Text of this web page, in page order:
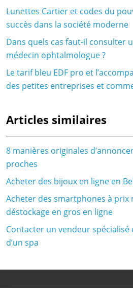
Lunettes Cartier et codes du
succès dans la société moderne
Dans quels cas faut-il consulter
médecin ophtalmologue ?
Le tarif bleu EDF pro et
des petites entreprises et
Articles similaires
8 manières originales
proches
Acheter des bijoux en ligne en
Acheter des smartphones à
déstockage en gros en ligne
Contacter un vendeur spécialisé
d’un spa